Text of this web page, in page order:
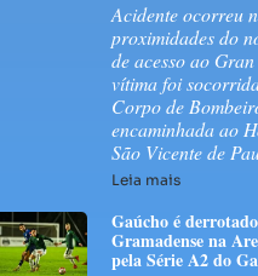
Acidente ocorreu
proximidades do
de acesso ao
vítima foi
Corpo de
encaminhada ao
São Vicente de
Leia mais
Gaúcho é
Gramadense na
pela Série A2 do